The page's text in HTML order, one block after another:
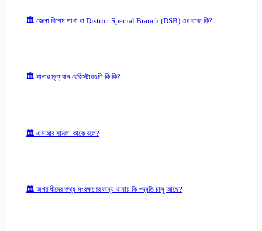
🏛 জেলা বিশেষ শাখা বা District Special Branch (DSB) এর কাজ কি?
🏛 থানার মূল্যবান রেজিস্টারগুলি কি কি?
🏛 এসআর মামলা কাকে বলে?
🏛 অপরাধীদের তথ্য সংরক্ষণের জন্য থানায় কি পদ্ধতি চালু আছে?